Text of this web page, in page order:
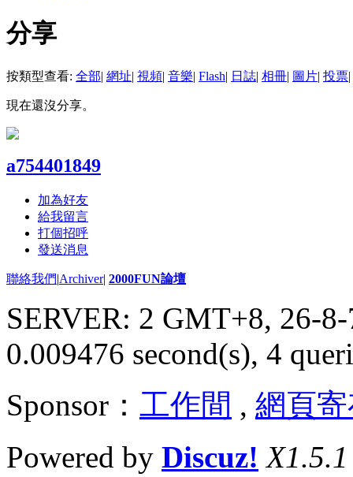
分享
按類型查看: 全部| 網址| 視頻| 音樂| Flash| 日誌| 相冊| 圖片| 投票|
現在還沒分享。
a754401849
加為好友
給我留言
打個招呼
發送消息
聯絡我們|Archiver| 2000FUN論壇
SERVER: 2 GMT+8, 26-
0.009476 second(s), 4
Sponsor： 工作間 , 網頁
Powered by Discuz! X1.5.1